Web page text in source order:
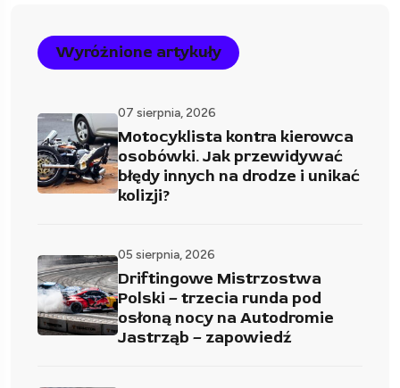
Wyróżnione artykuły
07 sierpnia, 2026
Motocyklista kontra kierowca
osobówki. Jak przewidywać
błędy innych na drodze i unikać
kolizji?
05 sierpnia, 2026
Driftingowe Mistrzostwa
Polski – trzecia runda pod
osłoną nocy na Autodromie
Jastrząb – zapowiedź